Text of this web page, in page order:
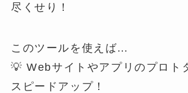
尽くせり！
このツールを使えば…
💡 Webサイトやアプリのプロト
スピードアップ！